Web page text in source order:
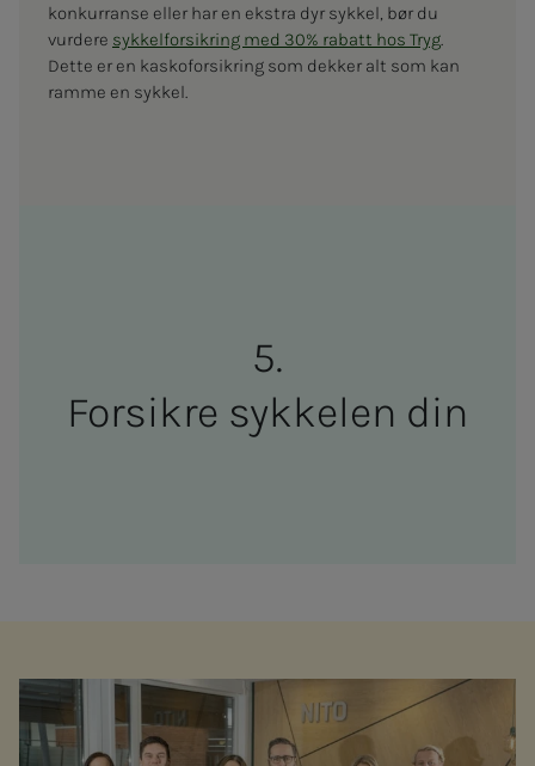
For­sikre sykke­len din
konkurranse eller har en ekstra dyr sykkel, bør du
vurdere sykkelforsikring med 30% rabatt hos Tryg.
Dette er en kaskoforsikring som dekker alt som kan
ramme en sykkel.